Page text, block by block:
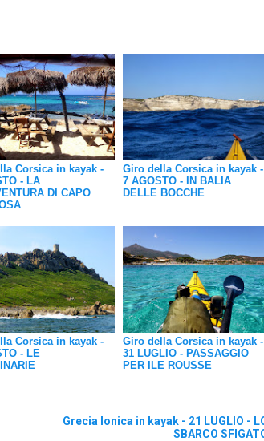
Corsica in kayak -
- LA
DI CAPO
Giro della Corsica in kayak -
7 AGOSTO - IN BALIA
DELLE BOCCHE
Corsica in kayak -
- LE
Giro della Corsica in kayak -
31 LUGLIO - PASSAGGIO
PER ILE ROUSSE
Grecia Ionica in kayak - 21 LUGLIO -
SBARCO